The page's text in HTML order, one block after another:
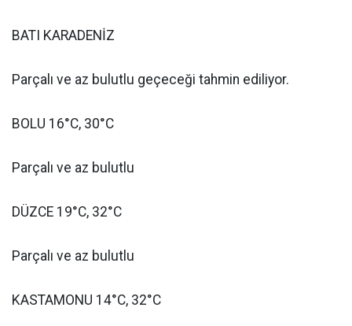
BATI KARADENİZ
Parçalı ve az bulutlu geçeceği tahmin ediliyor.
BOLU 16°C, 30°C
Parçalı ve az bulutlu
DÜZCE 19°C, 32°C
Parçalı ve az bulutlu
KASTAMONU 14°C, 32°C